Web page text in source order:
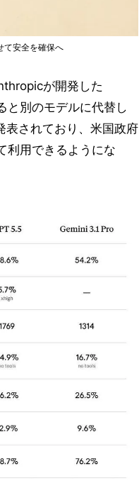
て安全を確保へ
が開発した
と別のモデルに代替し
表されており、米国政府
利用できるようにな